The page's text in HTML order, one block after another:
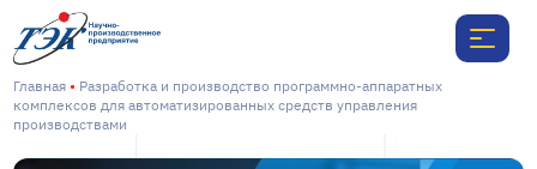
Главная
Разработка и производство программно-аппаратных
комплексов для автоматизированных средств управления
производствами